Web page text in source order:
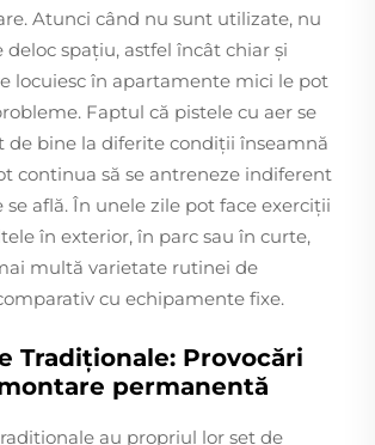
Atunci când nu sunt utilizate, nu
deloc spațiu, astfel încât chiar și
locuiesc în apartamente mici le pot
Faptul că pistele cu aer se
de bine la diferite condiții înseamnă
continua să se antreneze indiferent
se află. În unele zile pot face exerciții
în exterior, în parc sau în curte,
multă varietate rutinei de
cu echipamente fixe.
Tradiționale: Provocări
permanentă
au propriul lor set de